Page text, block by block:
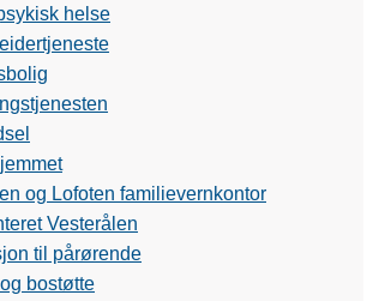
helse
og Lofoten familievernkontor
Vesterålen
til pårørende
bostøtte